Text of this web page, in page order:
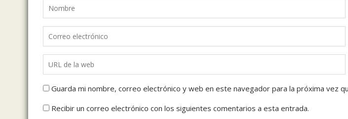
Guarda mi nombre, correo electrónico y web en este navegador para la próxima vez
Recibir un correo electrónico con los siguientes comentarios a esta entrada.